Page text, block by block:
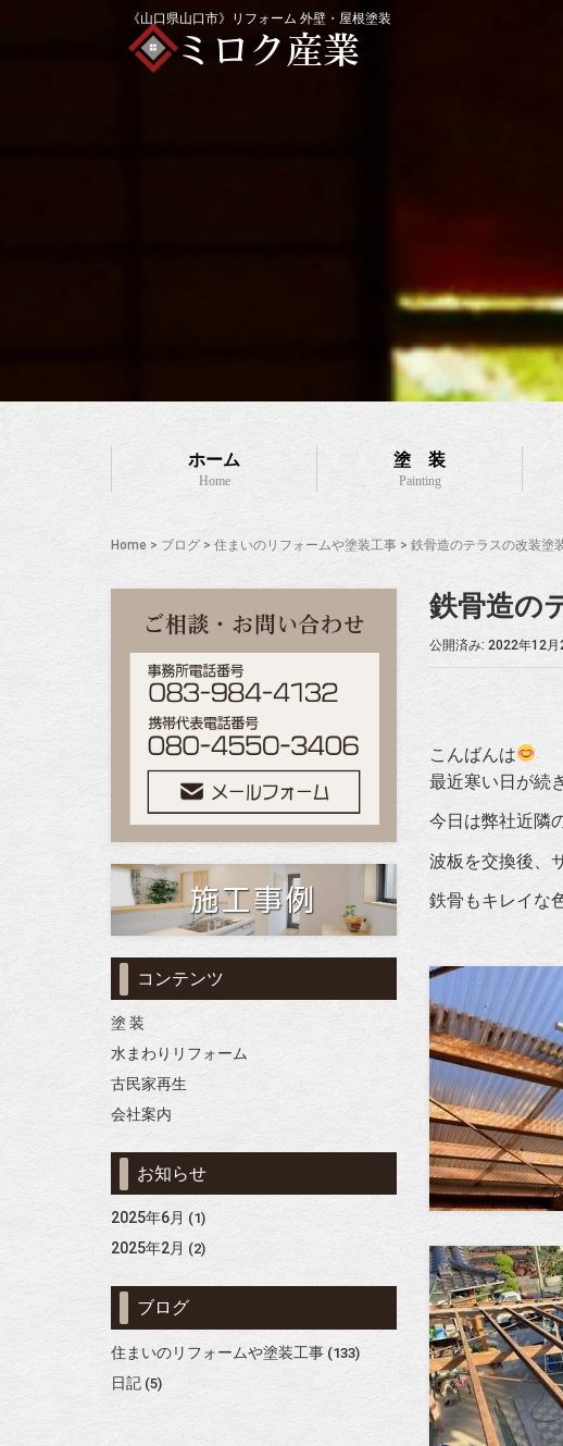
《山口県山口市》リフォーム 外壁・屋根塗装
ホーム
Home
塗 装
Painting
Home > ブログ > 住まいのリフォームや塗装工事 > 鉄骨造のテラスの改装塗
鉄骨造の
公開済み: 2022年12月
こんばんは
最近寒い日が続
今日は弊社近隣
波板を交換後、
鉄骨もキレイな
コンテンツ
塗 装
水まわりリフォーム
古民家再生
会社案内
お知らせ
2025年6月 (1)
2025年2月 (2)
ブログ
住まいのリフォームや塗装工事 (133)
日記 (5)